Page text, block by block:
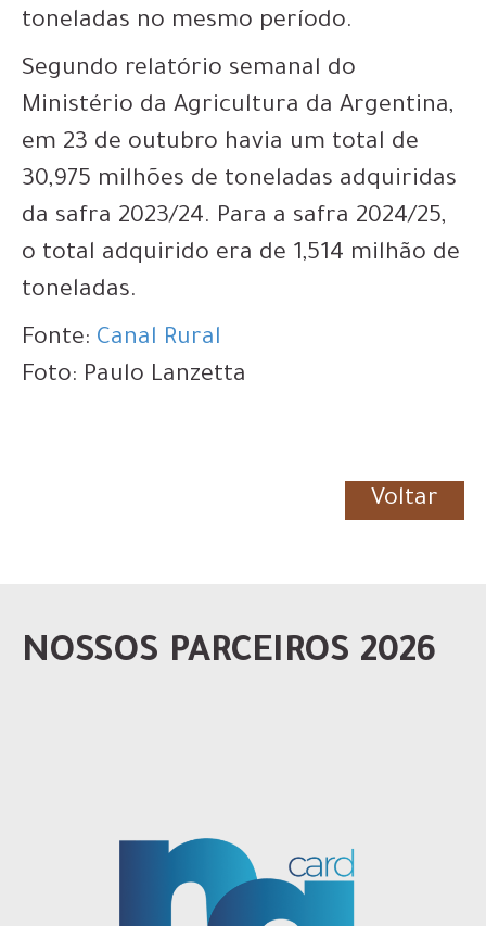
toneladas no mesmo período.
Segundo relatório semanal do
Ministério da Agricultura da Argentina,
em 23 de outubro havia um total de
30,975 milhões de toneladas adquiridas
da safra 2023/24. Para a safra 2024/25,
o total adquirido era de 1,514 milhão de
toneladas.
Fonte: Canal Rural
Foto: Paulo Lanzetta
Voltar
NOSSOS PARCEIROS 2026